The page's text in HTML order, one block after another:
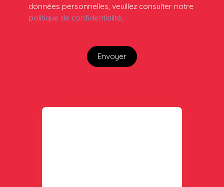
données personnelles, veuillez consulter notre
politique de confidentialité.
Envoyer